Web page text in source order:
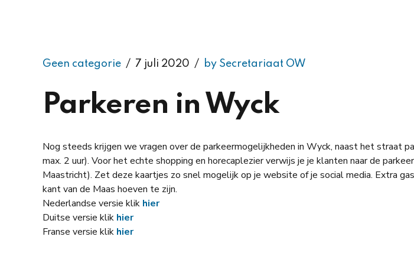
Geen categorie 7 juli 2020 by Secretariaat OW
Parkeren in Wyck
Nog steeds krijgen we vragen over de parkeermogelijkheden in Wyck, naast het straat
max. 2 uur). Voor het echte shopping en horecaplezier verwijs je je klanten naar de
Maastricht). Zet deze kaartjes zo snel mogelijk op je website of je social media. Extra
kant van de Maas hoeven te zijn.
Nederlandse versie klik hier
Duitse versie klik hier
Franse versie klik hier